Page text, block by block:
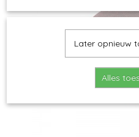
Later opnieuw
Alles